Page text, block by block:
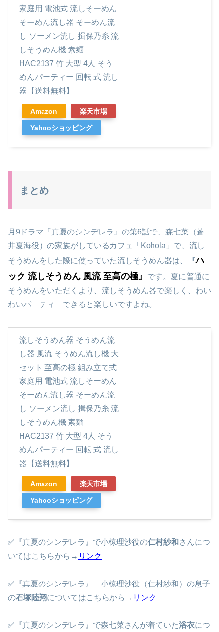
家庭用 電池式 流しそーめん
そーめん流し器 そーめん流
し ソーメン流し 揖保乃糸 流
しそうめん機 素麺
HAC2137 竹 大型 4人 そう
めんパーティー 回転 式 流し
器【送料無料】
Amazon 楽天市場
Yahooショッピング
まとめ
月9ドラマ『真夏のシンデレラ』の第6話で、森七菜（蒼
井夏海役）の家族がしているカフェ「Kohola」で、流し
そうめんをした際に使っていた流しそうめん器は、
『ハ
ック 流しそうめん 風流至高の極』
です。夏に普通に
そうめんをいただくより、流しそうめん器で楽しく、わい
わいパーティーできると楽しいですよね。
流しそうめん器 そうめん流
し器 風流 そうめん流し機 大
セット 至高の極 組み立て式
家庭用 電池式 流しそーめん
そーめん流し器 そーめん流
し ソーメン流し 揖保乃糸 流
しそうめん機 素麺
HAC2137 竹 大型 4人 そう
めんパーティー 回転 式 流し
器【送料無料】
Amazon 楽天市場
Yahooショッピング
✅『真夏のシンデレラ』で小椋理沙役の仁村紗和 さんにつ
いてはこちらから→ リンク
✅『真夏のシンデレラ』 小椋理沙役（仁村紗和）の息子
の石塚陸翔についてはこちらから→ リンク
✅『真夏のシンデレラ』で森七菜さんが着ていた浴衣につ